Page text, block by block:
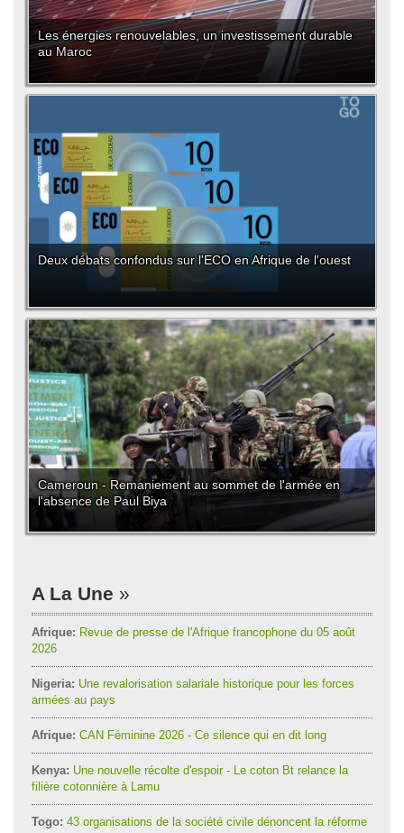
Les énergies renouvelables, un investissement durable
au Maroc
Deux débats confondus sur l'ECO en Afrique de l'ouest
Cameroun - Remaniement au sommet de l'armée en
l'absence de Paul Biya
A La Une
Afrique: Revue de presse de l'Afrique francophone du 05 août
2026
Nigeria: Une revalorisation salariale historique pour les forces
armées au pays
Afrique: CAN Féminine 2026 - Ce silence qui en dit long
Kenya: Une nouvelle récolte d'espoir - Le coton Bt relance la
filière cotonnière à Lamu
Togo: 43 organisations de la société civile dénoncent la réforme